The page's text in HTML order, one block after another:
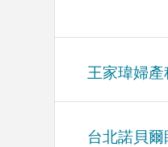
王家瑋婦產
台北諾貝